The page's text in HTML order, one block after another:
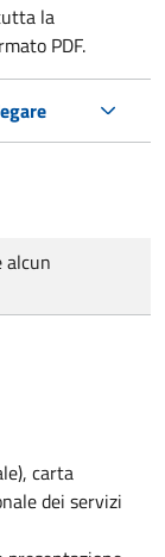
la
PDF.
alcun
carta
dei servizi